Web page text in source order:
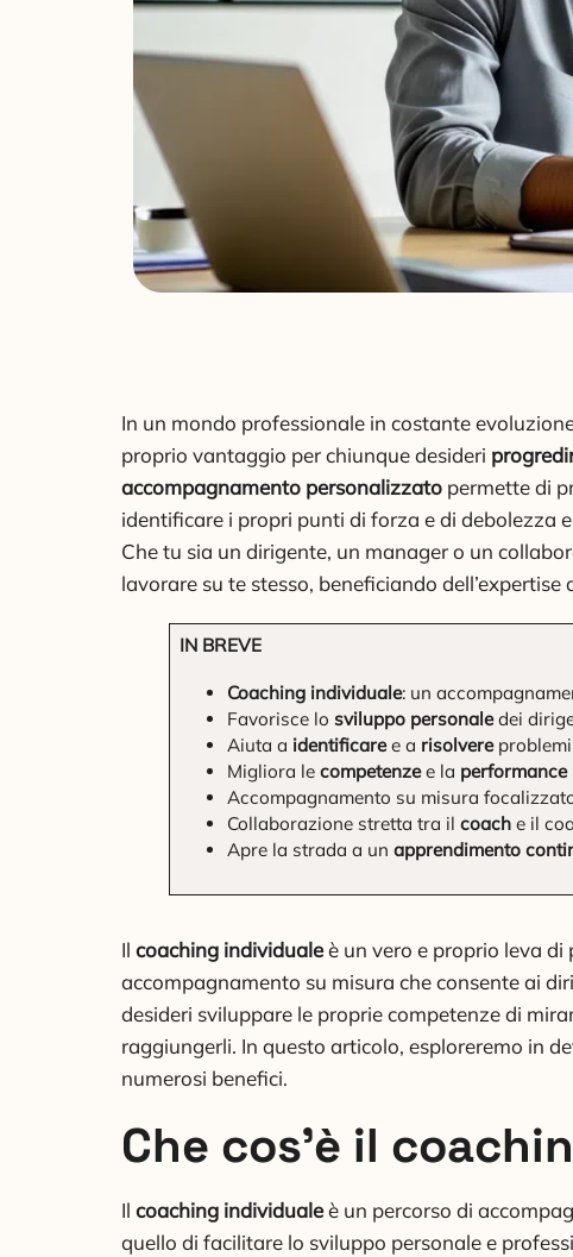
In un mondo professionale in costante
proprio vantaggio per chiunque desideri
accompagnamento personalizzato permette di
identificare i propri punti di forza e di debolezza
Che tu sia un dirigente, un manager o un
lavorare su te stesso, beneficiando
IN BREVE
Coaching individuale: un
Favorisce lo sviluppo personaledei
Aiuta a identificaree a risolvere
Migliora le competenzee la performance
Accompagnamento su misura
Collaborazione stretta tra il coache il
Apre la strada a un apprendimento
Il coaching individualeè un vero e proprio leva di
accompagnamento su misura che consente ai
desideri sviluppare le proprie competenze di
raggiungerli. In questo articolo, esploreremo in
numerosi benefici.
Che cos’è il
Il coaching individualeè un percorso di
quello di facilitare lo sviluppo personale e